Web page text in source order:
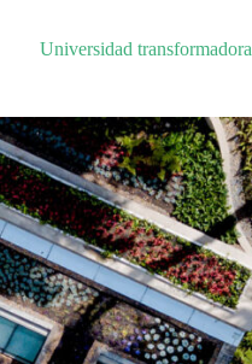
Universidad transformadora